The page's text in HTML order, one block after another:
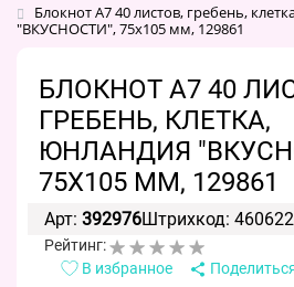
Блокнот А7 40 листов, гребень,
"ВКУСНОСТИ", 75х105 мм, 129861
БЛОКНОТ А7 40
ГРЕБЕНЬ, КЛЕТКА,
ЮНЛАНДИЯ
75Х105 ММ, 129861
Арт: 392976Штрихкод:
Рейтинг:
В избранное